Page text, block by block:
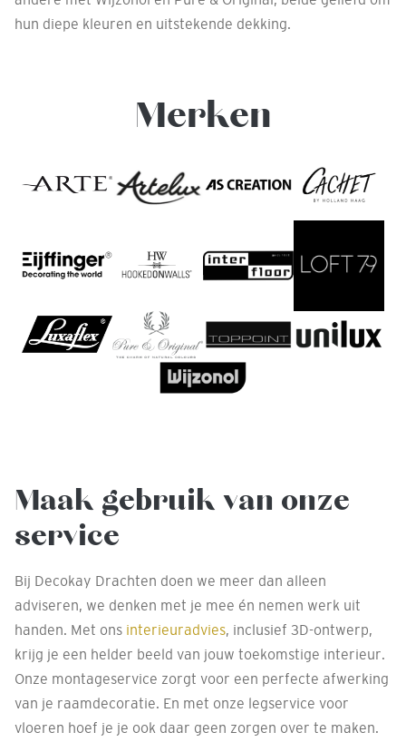
hun diepe kleuren en uitstekende dekking.
Merken
Maak gebruik van onze
service
Bij Decokay Drachten doen we meer dan alleen
adviseren, we denken met je mee én nemen werk uit
handen. Met ons interieuradvies, inclusief 3D-ontwerp,
krijg je een helder beeld van jouw toekomstige interieur.
Onze montageservice zorgt voor een perfecte afwerking
van je raamdecoratie. En met onze legservice voor
vloeren hoef je je ook daar geen zorgen over te maken.